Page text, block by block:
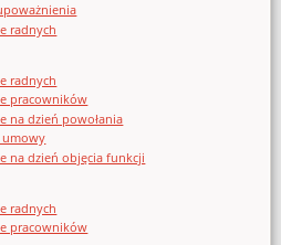
radnych
radnych
pracowników
na dzień powołania
umowy
na dzień objęcia funkcji
radnych
pracowników